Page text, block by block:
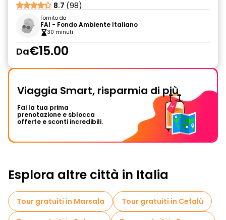
8.7 (98)
Fornito da
FAI - Fondo Ambiente Italiano
30 minuti
Da€15.00
Viaggia Smart, risparmia di più
Fai la tua prima
prenotazione e sblocca
offerte e sconti incredibili.
Esplora altre città in Italia
Tour gratuiti in Marsala
Tour gratuiti in Cefalù